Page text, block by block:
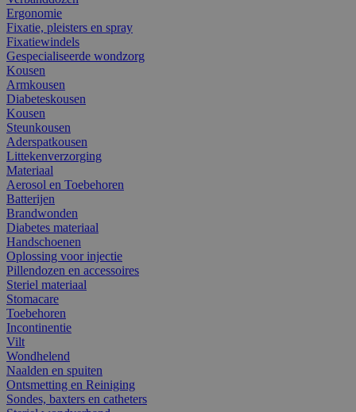
Ergonomie
Fixatie, pleisters en spray
Fixatiewindels
Gespecialiseerde wondzorg
Kousen
Armkousen
Diabeteskousen
Kousen
Steunkousen
Aderspatkousen
Littekenverzorging
Materiaal
Aerosol en Toebehoren
Batterijen
Brandwonden
Diabetes materiaal
Handschoenen
Oplossing voor injectie
Pillendozen en accessoires
Steriel materiaal
Stomacare
Toebehoren
Incontinentie
Vilt
Wondhelend
Naalden en spuiten
Ontsmetting en Reiniging
Sondes, baxters en catheters